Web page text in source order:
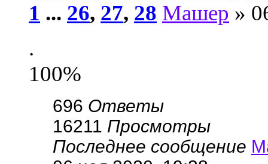
1 ... 26, 27, 28 Машер »
.
100%
696 Ответы
16211 Просмотры
Последнее сообщение